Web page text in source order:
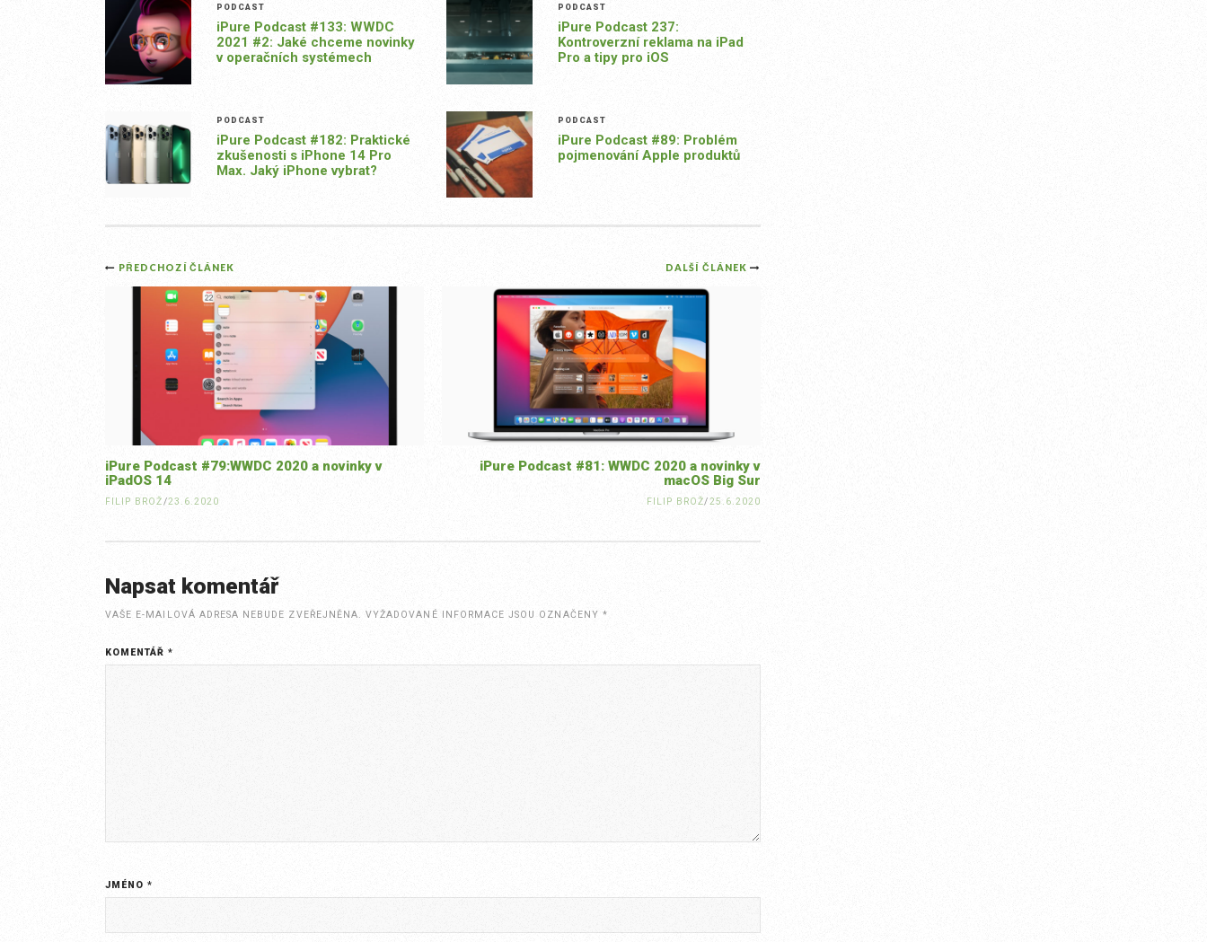
PODCAST
iPure Podcast #133: WWDC
2021 #2: Jaké chceme novinky
v operačních systémech
PODCAST
iPure Podcast 237:
Kontroverzní reklama na iPad
Pro a tipy pro iOS
PODCAST
iPure Podcast #182: Praktické
zkušenosti s iPhone 14 Pro
Max. Jaký iPhone vybrat?
PODCAST
iPure Podcast #89: Problém
pojmenování Apple produktů
Post
navigation
DALŠÍ ČLÁNEK
iPure Podcast #81: WWDC 2020 a novinky v
macOS Big Sur
FILIP BROŽ/25.6.2020
PŘEDCHOZÍ ČLÁNEK
iPure Podcast #79:WWDC 2020 a novinky v
iPadOS 14
FILIP BROŽ/23.6.2020
Napsat komentář
VAŠE E-MAILOVÁ ADRESA NEBUDE ZVEŘEJNĚNA. VYŽADOVANÉ INFORMACE JSOU OZNAČENY *
KOMENTÁŘ*
JMÉNO*